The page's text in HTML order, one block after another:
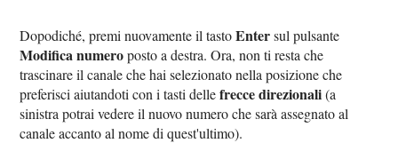
Dopodiché, premi nuovamente il tastoEntersul pulsante
Modifica numeroposto a destra. Ora, non ti resta che
trascinare il canale che hai selezionato nella posizione che
preferisci aiutandoti con i tasti dellefrecce direzionali(a
sinistra potrai vedere il nuovo numero che sarà assegnato al
canale accanto al nome di quest'ultimo).